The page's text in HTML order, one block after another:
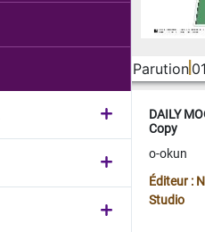
Parution
DAILY
Copy
o-okun
Éditeur :
Studio